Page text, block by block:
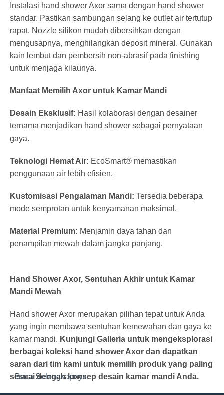
Instalasi hand shower Axor sama dengan hand shower
standar. Pastikan sambungan selang ke outlet air tertutup
rapat. Nozzle silikon mudah dibersihkan dengan
mengusapnya, menghilangkan deposit mineral. Gunakan
kain lembut dan pembersih non-abrasif pada finishing
untuk menjaga kilaunya.
Manfaat Memilih Axor untuk Kamar Mandi
Desain Eksklusif: Hasil kolaborasi dengan desainer
ternama menjadikan hand shower sebagai pernyataan
gaya.
Teknologi Hemat Air: EcoSmart® memastikan
penggunaan air lebih efisien.
Kustomisasi Pengalaman Mandi: Tersedia beberapa
mode semprotan untuk kenyamanan maksimal.
Material Premium: Menjamin daya tahan dan
penampilan mewah dalam jangka panjang.
Hand Shower Axor, Sentuhan Akhir untuk Kamar
Mandi Mewah
Hand shower Axor merupakan pilihan tepat untuk Anda
yang ingin membawa sentuhan kemewahan dan gaya ke
kamar mandi. Kunjungi Galleria untuk mengeksplorasi
berbagai koleksi hand shower Axor dan dapatkan
saran dari tim kami untuk memilih produk yang paling
sesuai dengan konsep desain kamar mandi Anda.
Baca Selengkapnya